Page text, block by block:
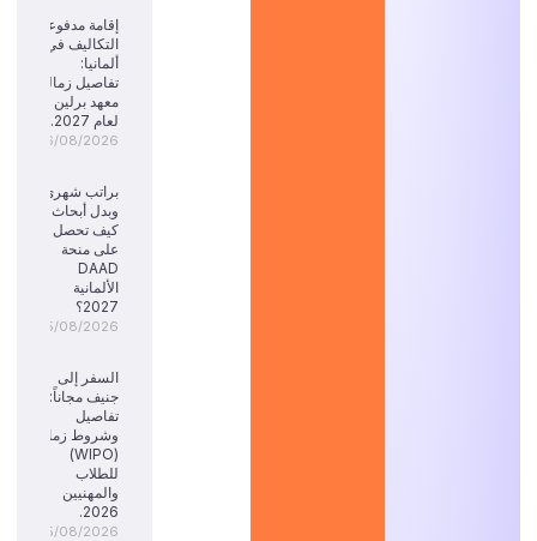
إقامة مدفوعة
التكاليف في
ألمانيا:
تفاصيل زمالة
معهد برلين
لعام 2027.
06/08/2026
براتب شهري
وبدل أبحاث:
كيف تحصل
على منحة
DAAD
الألمانية
2027؟
05/08/2026
السفر إلى
جنيف مجاناً:
تفاصيل
وشروط زمالة
(WIPO)
للطلاب
والمهنيين
2026.
05/08/2026